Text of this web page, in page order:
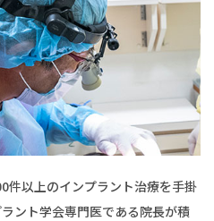
件以上のインプラント治療を手掛
ント学会専門医である院長が積